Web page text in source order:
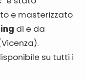
e masterizzato
di e da
su tutti i